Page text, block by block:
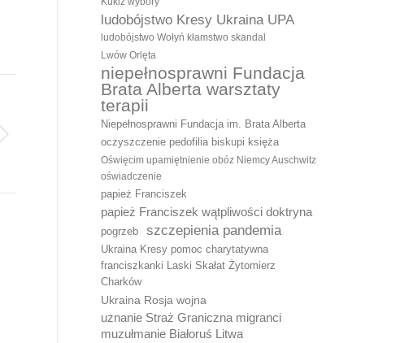
ludobójstwo Kresy Ukraina UPA
ludobójstwo Wołyń kłamstwo skandal
Lwów Orlęta
niepełnosprawni Fundacja
Brata Alberta warsztaty
terapii
Niepełnosprawni Fundacja im. Brata Alberta
oczyszczenie pedofilia biskupi księża
Oświęcim upamiętnienie obóz Niemcy Auschwitz
oświadczenie
papież Franciszek
papież Franciszek wątpliwości doktryna
pogrzeb szczepienia pandemia
Ukraina Kresy pomoc charytatywna
franciszkanki Laski Skałat Żytomierz
Charków
Ukraina Rosja wojna
uznanie Straż Graniczna migranci
muzułmanie Białoruś Litwa